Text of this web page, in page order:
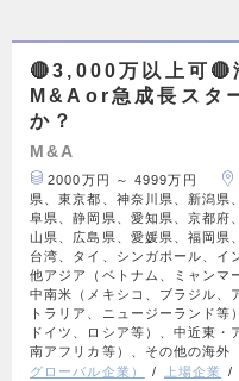
🔴3,000万以上可🔴
M&Aor急成長スタ
か？
M&A
2000万円 ～ 4999万円
県、東京都、神奈川県、新潟県
阜県、静岡県、愛知県、京都府
山県、広島県、愛媛県、福岡県
台湾、タイ、シンガポール、イ
他アジア（ベトナム、ミャンマ
中南米（メキシコ、ブラジル、
トラリア、ニュージーランド等
ドイツ、ロシア等）、中近東・
南アフリカ等）、その他の海外
グローバル企業）
上場企業